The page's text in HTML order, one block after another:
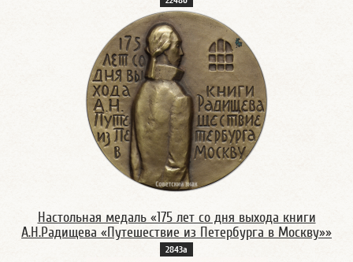
Настольная медаль «175 лет со дня выхода книги
А.Н.Радищева «Путешествие из Петербурга в Москву»»
2843а